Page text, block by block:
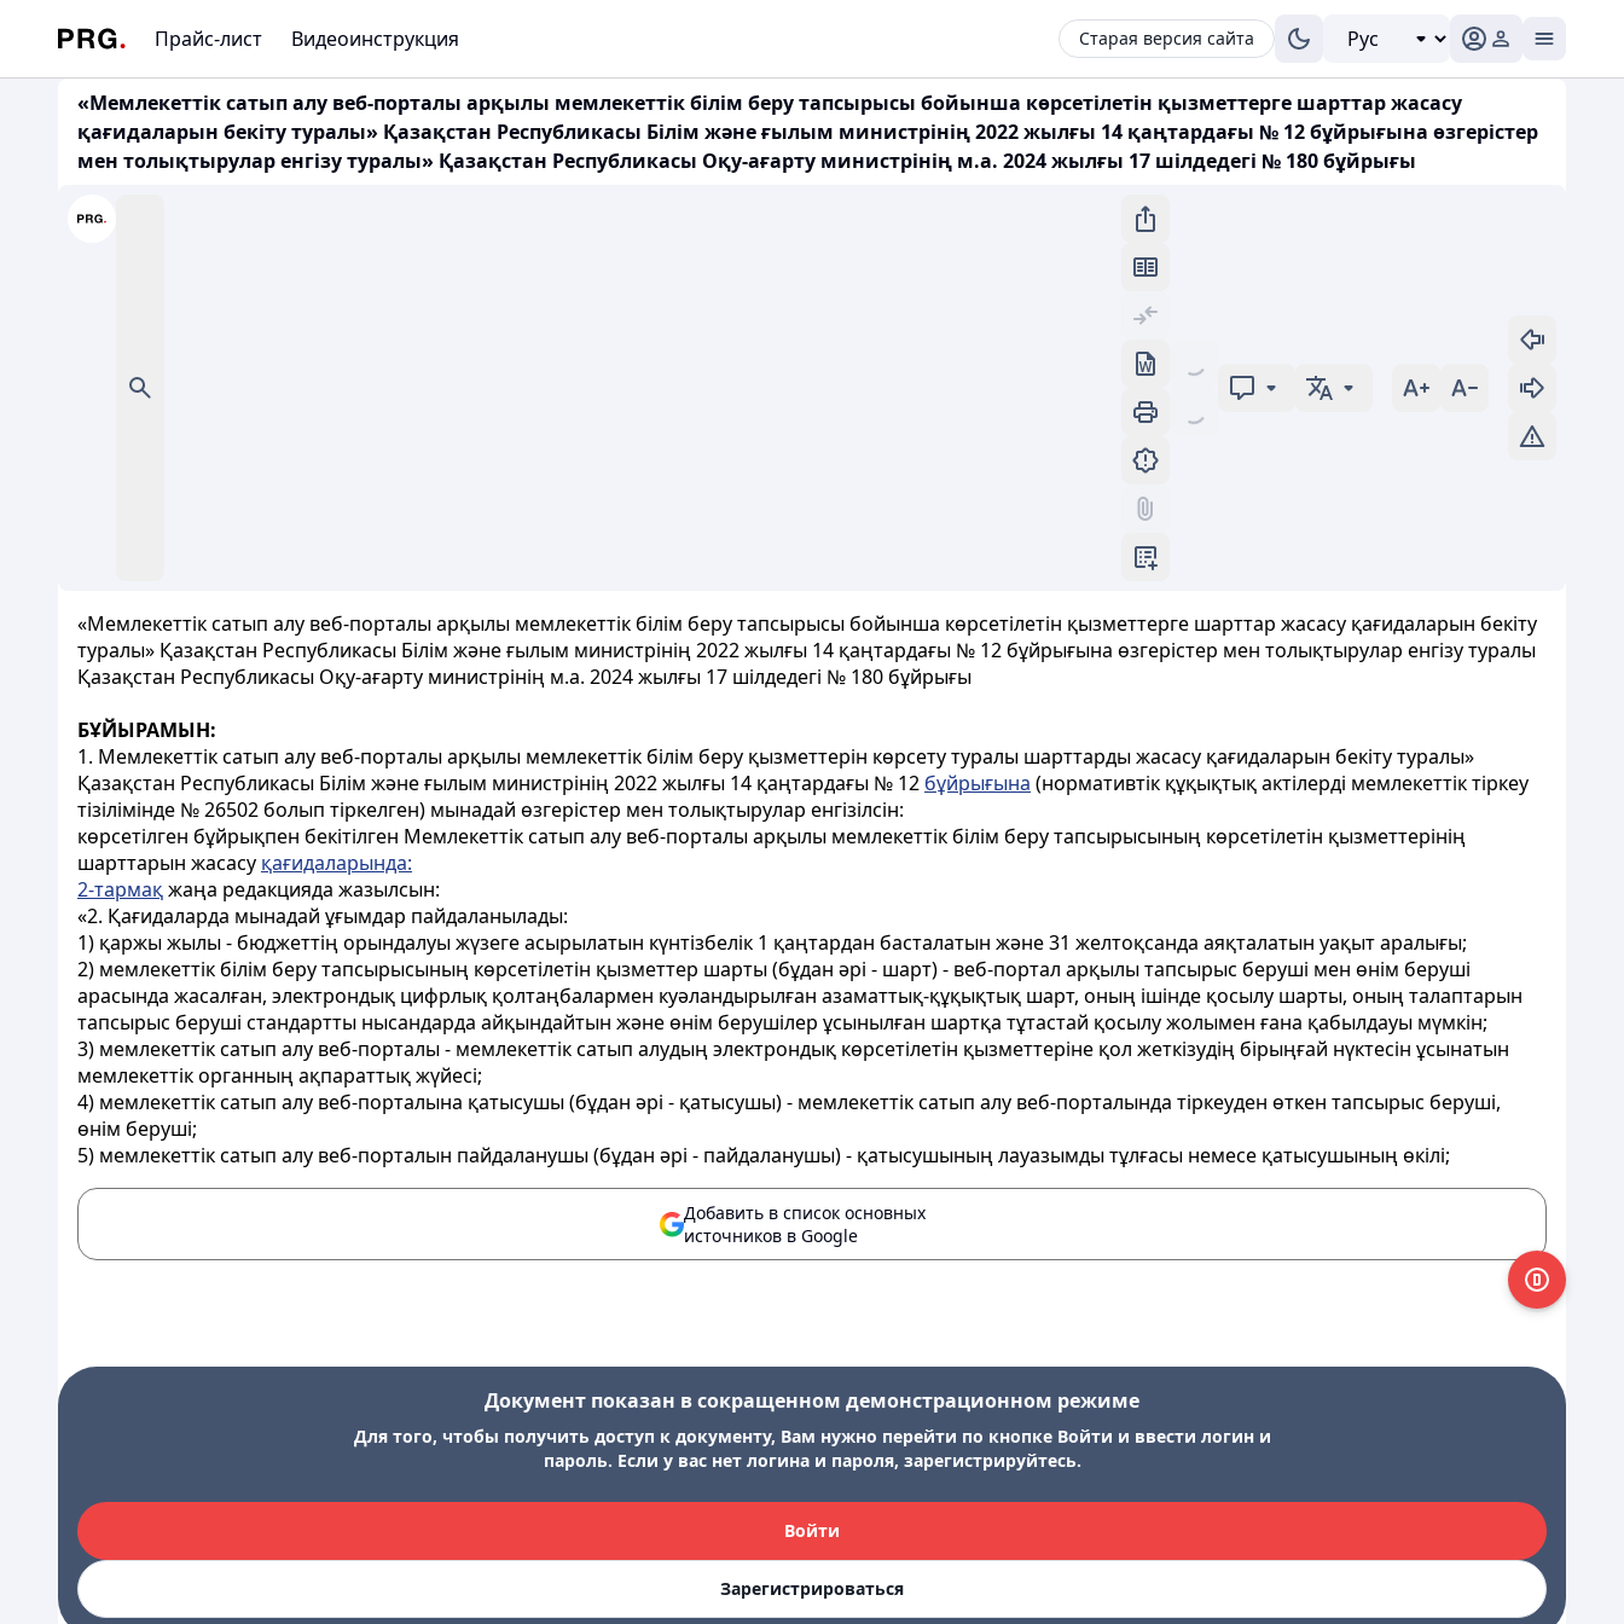
Прайс-лист Видеоинструкция Старая версия сайта
«Мемлекеттік сатып алу веб-порталы арқылы мемлекеттік білім беру тапсырысы бойынша көрсетілетін қызметтерге шарттар жасасу
қағидаларын бекіту туралы» Қазақстан Республикасы Білім және ғылым министрінің 2022 жылғы 14 қаңтардағы № 12 бұйрығына өзгерістер
мен толықтырулар енгізу туралы» Қазақстан Республикасы Оқу-ағарту министрінің м.а. 2024 жылғы 17 шілдедегi № 180 бұйрығы
«Мемлекеттік сатып алу веб-порталы арқылы мемлекеттік білім беру тапсырысы бойынша көрсетілетін қызметтерге шарттар жасасу қағидаларын бекіту
туралы» Қазақстан Республикасы Білім және ғылым министрінің 2022 жылғы 14 қаңтардағы № 12 бұйрығына өзгерістер мен толықтырулар енгізу туралы
Қазақстан Республикасы Оқу-ағарту министрінің м.а. 2024 жылғы 17 шілдедегi № 180 бұйрығы
БҰЙЫРАМЫН:
1. Мемлекеттік сатып алу веб-порталы арқылы мемлекеттік білім беру қызметтерін көрсету туралы шарттарды жасасу қағидаларын бекіту туралы»
Қазақстан Республикасы Білім және ғылым министрінің 2022 жылғы 14 қаңтардағы № 12 бұйрығына (нормативтік құқықтық актілерді мемлекеттік тіркеу
тізілімінде № 26502 болып тіркелген) мынадай өзгерістер мен толықтырулар енгізілсін:
көрсетілген бұйрықпен бекітілген Мемлекеттік сатып алу веб-порталы арқылы мемлекеттік білім беру тапсырысының көрсетілетін қызметтерінің
шарттарын жасасу қағидаларында:
2-тармақжаңа редакцияда жазылсын:
«2. Қағидаларда мынадай ұғымдар пайдаланылады:
1) қаржы жылы - бюджеттің орындалуы жүзеге асырылатын күнтізбелік 1 қаңтардан басталатын және 31 желтоқсанда аяқталатын уақыт аралығы;
2) мемлекеттік білім беру тапсырысының көрсетілетін қызметтер шарты (бұдан әрі - шарт) - веб-портал арқылы тапсырыс беруші мен өнім беруші
арасында жасалған, электрондық цифрлық қолтаңбалармен куәландырылған азаматтық-құқықтық шарт, оның ішінде қосылу шарты, оның талаптарын
тапсырыс беруші стандартты нысандарда айқындайтын және өнім берушілер ұсынылған шартқа тұтастай қосылу жолымен ғана қабылдауы мүмкін;
3) мемлекеттік сатып алу веб-порталы - мемлекеттік сатып алудың электрондық көрсетілетін қызметтеріне қол жеткізудің бірыңғай нүктесін ұсынатын
мемлекеттік органның ақпараттық жүйесі;
4) мемлекеттік сатып алу веб-порталына қатысушы (бұдан әрі - қатысушы) - мемлекеттік сатып алу веб-порталында тіркеуден өткен тапсырыс беруші,
өнім беруші;
5) мемлекеттік сатып алу веб-порталын пайдаланушы (бұдан әрі - пайдаланушы) - қатысушының лауазымды тұлғасы немесе қатысушының өкілі;
Добавить в список основных
источников в Google
Документ показан в сокращенном демонстрационном режиме
Для того, чтобы получить доступ к документу, Вам нужно перейти по кнопке Войти и ввести логин и
пароль. Если у вас нет логина и пароля, зарегистрируйтесь.
Войти
Зарегистрироваться